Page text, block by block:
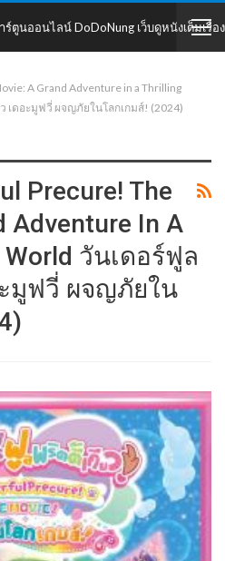
นออนไลน์ DoDoNung เว็บดูหนังเต็มเรื่อง
A Grand Adventure in a Thrilling
เดอะมูฟวี่ ผจญภัยในโลกเกมส์! (2024)
Precure! The
Adventure In A
วันเดอร์ฟูล
มูฟวี่ ผจญภัยใน